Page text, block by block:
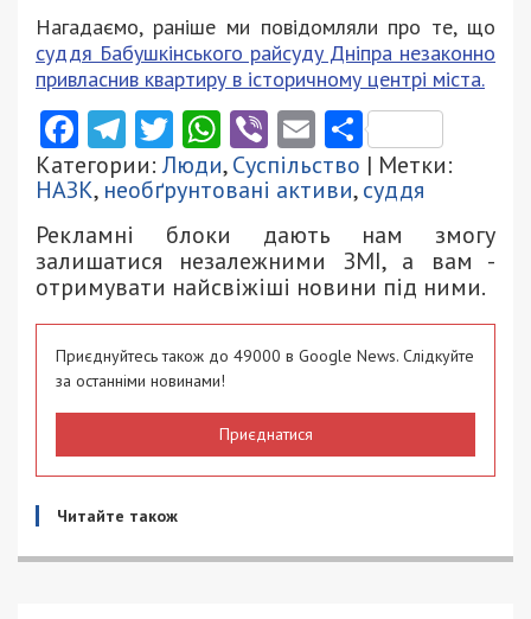
Нагадаємо, раніше ми повідомляли про те, що
суддя Бабушкінського райсуду Дніпра незаконно
привласнив квартиру в історичному центрі міста.
Facebook
Telegram
Twitter
WhatsApp
ViberEmail
Категории:Люди,Суспільство | Метки:
НАЗК, необґрунтовані активи,суддя
Рекламні блоки дають нам змогу
залишатися незалежними ЗМІ, а вам -
отримувати найсвіжіші новини під ними.
Приєднуйтесь також до 49000 в Google News. Слідкуйте
за останніми новинами!
Приєднатися
Читайте також